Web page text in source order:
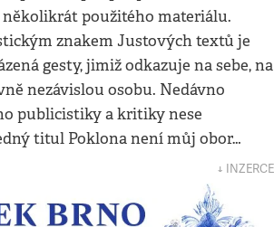
několikrát použitého materiálu.
znakem Justových textů je
gesty, jimiž odkazuje na sebe, na
nezávislou osobu. Nedávno
publicistiky a kritiky nese
titul Poklona není můj obor…
↓ INZERCE